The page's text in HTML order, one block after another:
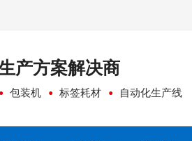
产方案解决商
包装机 标签耗材 自动化生产线